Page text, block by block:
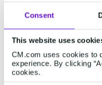
Consent
This website uses
CM.com uses cookies to
experience. By clicking
cookies.
Konijnenberg 24
4825 BD Breda
+31 (0)76
Weergeven in